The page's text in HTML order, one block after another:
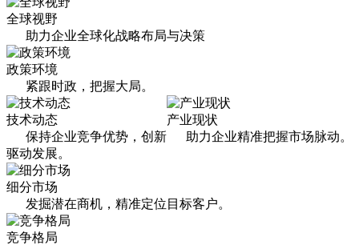
全球视野
助力企业全球化战略布局与决策
政策环境
紧跟时政，把握大局。
产业现状
助力企业精准把握市场脉动。
技术动态
保持企业竞争优势，创新
驱动发展。
细分市场
发掘潜在商机，精准定位目标客户。
竞争格局